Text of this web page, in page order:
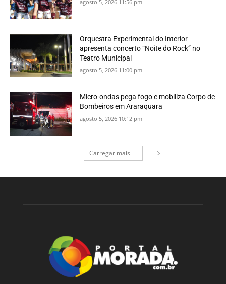
agosto 5, 2026 11:56 pm
Orquestra Experimental do Interior
apresenta concerto “Noite do Rock” no
Teatro Municipal
agosto 5, 2026 11:00 pm
Micro-ondas pega fogo e mobiliza Corpo de
Bombeiros em Araraquara
agosto 5, 2026 10:12 pm
Carregar mais